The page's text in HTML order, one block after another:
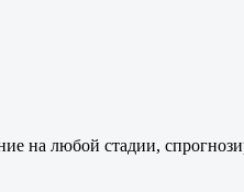
на любой стадии,